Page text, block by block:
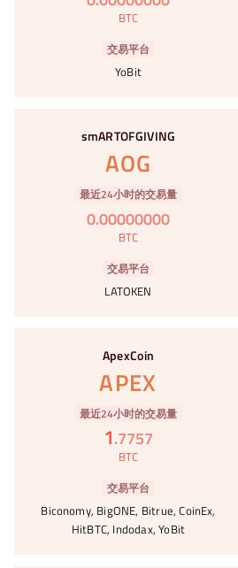
BTC
交易平台
YoBit
smARTOFGIVING
AOG
最近24小时的交易量
0.00000000
BTC
交易平台
LATOKEN
ApexCoin
APEX
最近24小时的交易量
1.7757
BTC
交易平台
Biconomy, BigONE, Bitrue, CoinEx,
HitBTC, Indodax, YoBit